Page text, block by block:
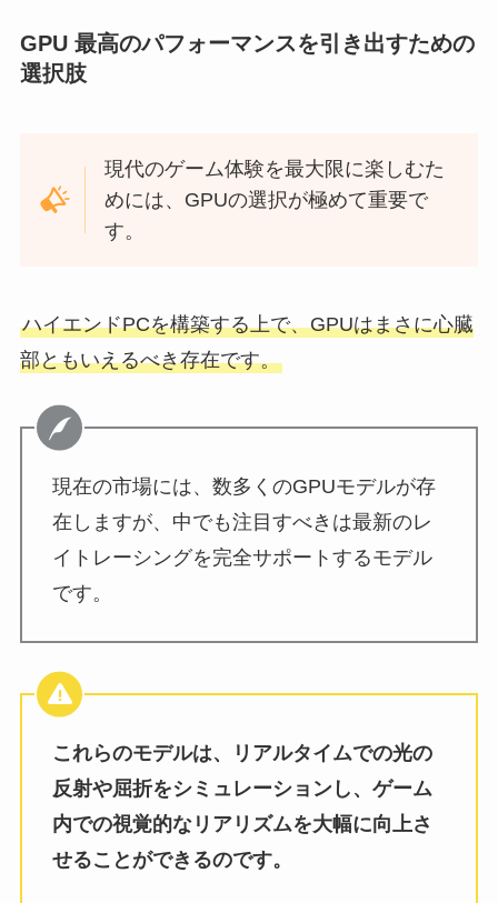
GPU 最高のパフォーマンスを引き出すための
選択肢
現代のゲーム体験を最大限に楽しむた
めには、GPUの選択が極めて重要で
す。
ハイエンドPCを構築する上で、GPUはまさに心臓
部ともいえるべき存在です。
現在の市場には、数多くのGPUモデルが存
在しますが、中でも注目すべきは最新のレ
イトレーシングを完全サポートするモデル
です。
これらのモデルは、リアルタイムでの光の
反射や屈折をシミュレーションし、ゲーム
内での視覚的なリアリズムを大幅に向上さ
せることができるのです。